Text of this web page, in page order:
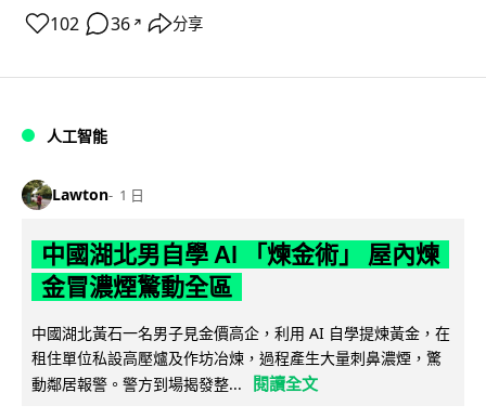
102 36 ↗ 分享
人工智能
Lawton 1 日
中國湖北男自學 AI 「煉金術」 屋內煉
金冒濃煙驚動全區
中國湖北黃石一名男子見金價高企，利用 AI 自學提煉黃金，在
租住單位私設高壓爐及作坊冶煉，過程產生大量刺鼻濃煙，驚
動鄰居報警。警方到場揭發整...
閱讀全文